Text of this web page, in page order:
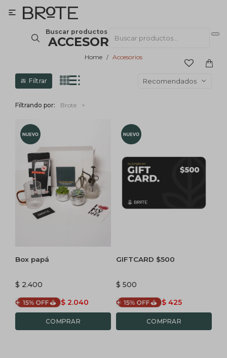
Buscar productos

ACCESORIOS BROTE
Home Accesorios
Recomendados
Filtrando por: Brote
Box papá
$ 2.400
$ 2.040
GIFTCARD $500
$ 500
$ 425